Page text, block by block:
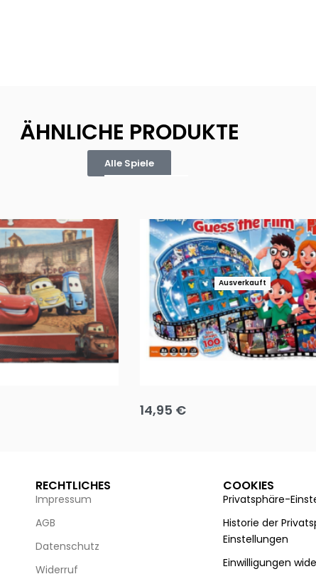
ÄHNLICHE PRODUKTE
Alle Spiele
Ausverkauft
14,95 €
RECHTLICHES
Impressum
AGB
Datenschutz
Widerruf
COOKIES
Privatsphäre-
Historie der
Einstellungen
Einwilligungen